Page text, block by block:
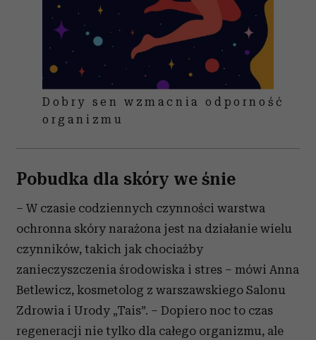
Dobry sen wzmacnia odporność
organizmu
Pobudka dla skóry we śnie
– W czasie codziennych czynności warstwa
ochronna skóry narażona jest na działanie wielu
czynników, takich jak chociażby
zanieczyszczenia środowiska i stres – mówi Anna
Betlewicz, kosmetolog z warszawskiego Salonu
Zdrowia i Urody „Tais”. – Dopiero noc to czas
regeneracji nie tylko dla całego organizmu, ale